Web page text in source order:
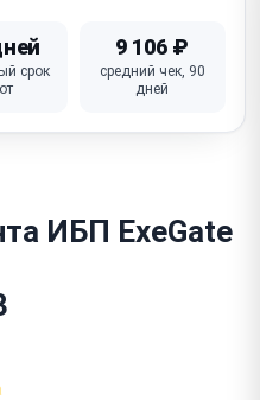
срок
9 106 ₽
средний чек, 90
дней
ИБП ExeGate